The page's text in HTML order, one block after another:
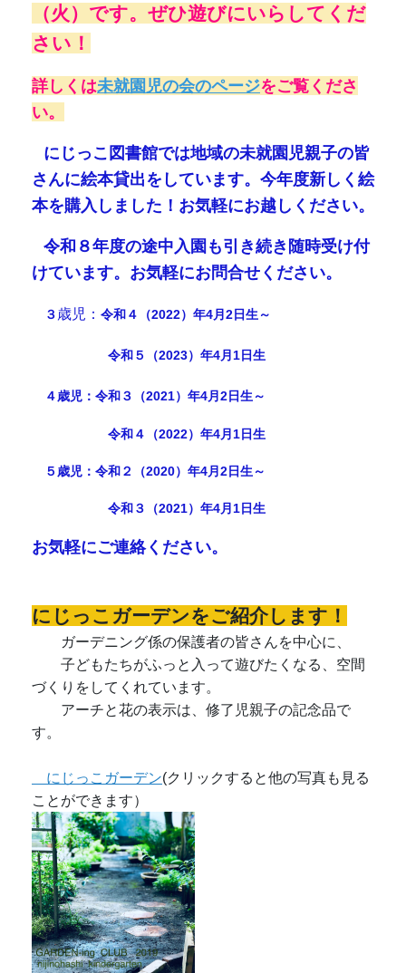
（火）です。 ぜひ遊びにいらしてくだ
さい！
詳しくは未就園児の会のページをご覧くださ
い。
にじっこ図書館では地域の未就園児親子の皆
さんに絵本貸出をしています。今年度新しく絵
本を購入しました！お気軽にお越しください。
令和８年度の途中入園も引き続き随時受け付
けています。お気軽にお問合せください。
３ 歳児： 令和４（2022）年4月2日生～
令和５（2023）年4月1日生
４歳児：令和３（2021）年4月2日生～
令和４（2022）年4月1日生
５歳児：令和２ （2020）年4月2日生～
令和３（2021）年4月1日生
お気軽にご連絡ください。
にじっこガーデンをご紹介します！
ガーデニング係の保護者の皆さんを中心に、
子どもたちがふっと入って遊びたくなる、空間
づくりをしてくれています。
アーチと花の表示は、修了児親子の記念品で
す。
にじっこガーデン(クリックすると他の写真も見る
ことができます）